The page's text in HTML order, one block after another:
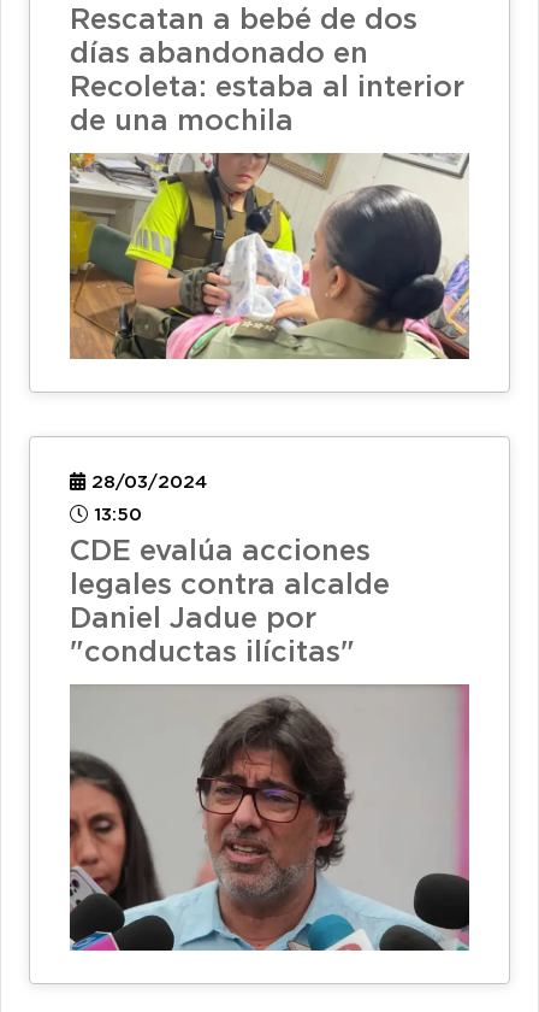
Rescatan a bebé de dos
días abandonado en
Recoleta: estaba al interior
de una mochila
28/03/2024
13:50
CDE evalúa acciones
legales contra alcalde
Daniel Jadue por
"conductas ilícitas"